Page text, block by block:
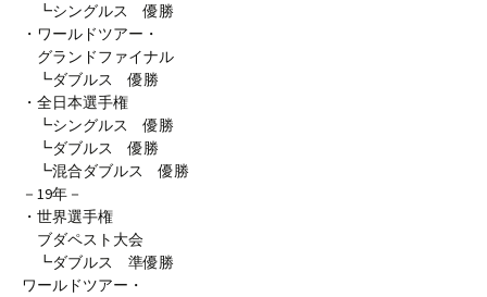
┗シングルス 優勝
・ワールドツアー・
グランドファイナル
┗ダブルス 優勝
・全日本選手権
┗シングルス 優勝
┗ダブルス 優勝
┗混合ダブルス 優勝
－19年－
・世界選手権
ブダペスト大会
┗ダブルス 準優勝
ワールドツアー・